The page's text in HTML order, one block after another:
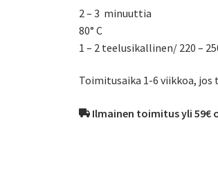
2 – 3 minuuttia
80° C
1 – 2 teelusikallinen/ 220 –
Toimitusaika 1-6 viikkoa,
Ilmainen toimitus yli 59€